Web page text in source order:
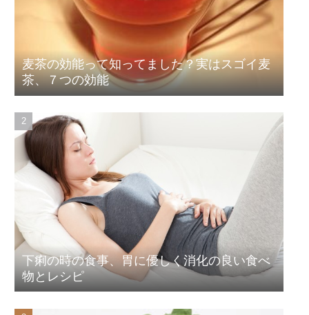
麦茶の効能って知ってました？実はスゴイ麦
茶、７つの効能
下痢の時の食事、胃に優しく消化の良い食べ
物とレシピ